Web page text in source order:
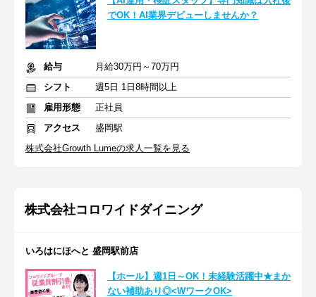
でOK！AI業界デビューしませんか？
給与
月給30万円～70万円
シフト
週5日 1日8時間以上
雇用形態
正社員
アクセス
盛岡駅
株式会社Growth Lumeの求人一覧を見る
株式会社コロワイドダイニング
いろはにほへと 盛岡駅前店
【ホール】週1日～OK！未経験活躍中★まか
ない補助あり◎<WワークOK>